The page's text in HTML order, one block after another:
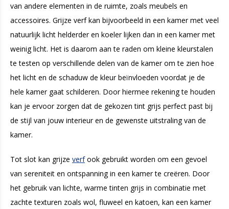
van andere elementen in de ruimte, zoals meubels en
accessoires. Grijze verf kan bijvoorbeeld in een kamer met veel
natuurlijk licht helderder en koeler lijken dan in een kamer met
weinig licht. Het is daarom aan te raden om kleine kleurstalen
te testen op verschillende delen van de kamer om te zien hoe
het licht en de schaduw de kleur beïnvloeden voordat je de
hele kamer gaat schilderen. Door hiermee rekening te houden
kan je ervoor zorgen dat de gekozen tint grijs perfect past bij
de stijl van jouw interieur en de gewenste uitstraling van de
kamer.
Tot slot kan grijze verfook gebruikt worden om een gevoel
van sereniteit en ontspanning in een kamer te creëren. Door
het gebruik van lichte, warme tinten grijs in combinatie met
zachte texturen zoals wol, fluweel en katoen, kan een kamer